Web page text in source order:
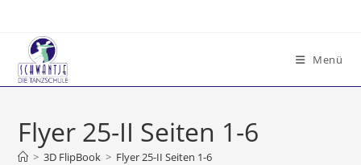
springen
Menü
Flyer 25-II Seiten 1-6
> 3D FlipBook > Flyer 25-II Seiten 1-6